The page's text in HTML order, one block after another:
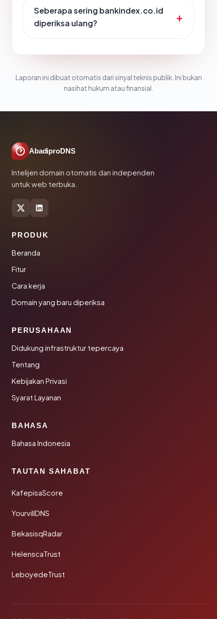
Seberapa sering bankindex.co.id
diperiksa ulang?
Laporan ini dibuat otomatis dari sinyal teknis publik. Ini bukan
nasihat hukum atau finansial.
AbadiproDNS
Intelijen domain otomatis dan independen
untuk web terbuka.
PRODUK
Beranda
Fitur
Cara kerja
Domain yang baru diperiksa
PERUSAHAAN
Didukung infrastruktur tepercaya
Tentang
Kebijakan Privasi
Syarat Layanan
BAHASA
Bahasa Indonesia
TAUTAN SAHABAT
KafepisaScore
YourvillDNS
BekasisqRadar
HelenscaTrust
LeboyedeTrust